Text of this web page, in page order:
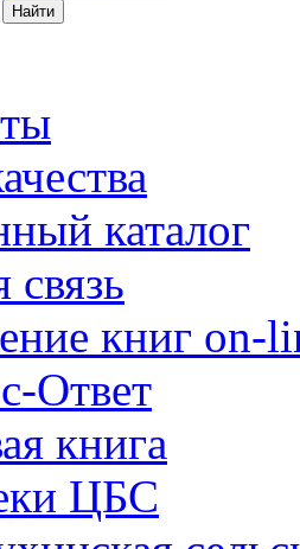
каталог
связь
книг on-
Ответ
книга
ЦБС